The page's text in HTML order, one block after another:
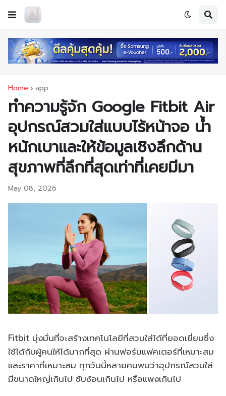
Home app
ทำความรู้จัก Google Fitbit Air
อุปกรณ์สวมใส่แบบไร้หน้าจอ น้ำ
หนักเบาและให้ข้อมูลเชิงลึกด้าน
สุขภาพที่ลึกที่สุดเท่าที่เคยมีมา
May 08, 2026
Fitbit มุ่งมั่นที่จะสร้างเทคโนโลยีที่สวมใส่ได้ที่ยอดเยี่ยมซึ่ง
ใช้ได้กับผู้คนให้ได้มากที่สุด ผ่านฟอร์มแฟคเตอร์ที่เหมาะสม
และราคาที่เหมาะสม ทุกวันนี้หลายคนพบว่าอุปกรณ์สวมใส่
มีขนาดใหญ่เกินไป ซับซ้อนเกินไป หรือแพงเกินไป